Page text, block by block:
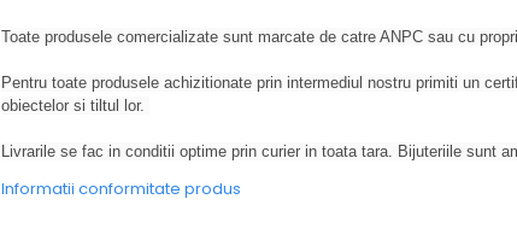
Toate produsele comercializate sunt marcate de catre ANPC sau cu
Pentru toate produsele achizitionate prin intermediul nostru primiti un
obiectelor si tiltul lor.
Livrarile se fac in conditii optime prin curier in toata tara. Bijuteriile sunt
Informatii conformitate produs